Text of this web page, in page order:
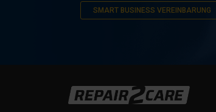
SMART BUSINESS VEREINBARUNG